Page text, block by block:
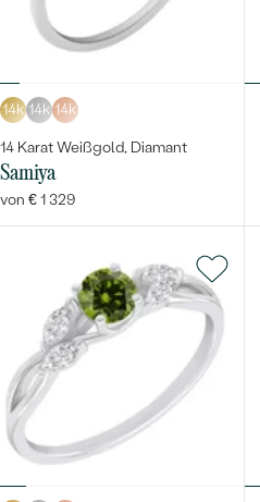
14k 14k 14k
14 Karat Weißgold, Diamant
Samiya
von € 1 329